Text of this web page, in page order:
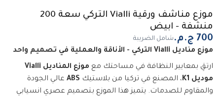
موزع مناشف ورقية Vialli التركي سعة 200
منشفة - ابيض
شامل الضريبة
موزع مناديل Vialli التركي - الأناقة والعملية في تصميم واحد
ارتقِ بمعايير النظافة في مساحتك مع
موزع المناديل Vialli
موديل K1
، المصنع في تركيا من بلاستيك ABS عالي الجودة
والمقاوم للصدمات. يتميز هذا الموزع بتصميم عصري انسيابي